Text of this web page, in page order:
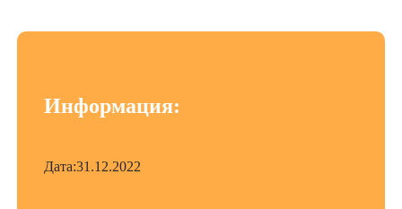
Информация:
Дата:31.12.2022